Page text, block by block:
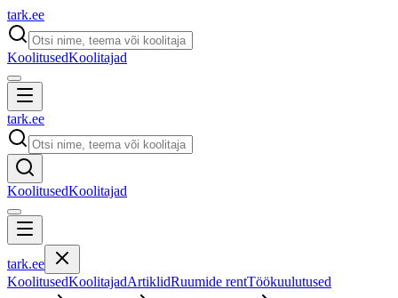
tark.ee
KoolitusedKoolitajad
tark.ee
KoolitusedKoolitajad
tark.ee
KoolitusedKoolitajadArtiklidRuumide rentTöökuulutused